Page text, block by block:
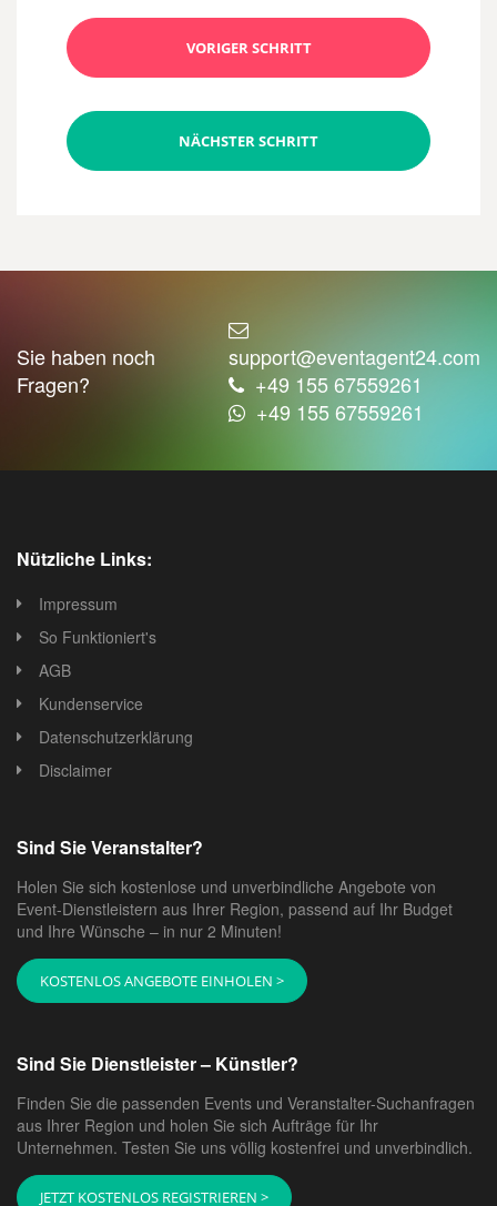
VORIGER SCHRITT
NÄCHSTER SCHRITT
Sie haben noch
Fragen?
support@eventagent24.com
+49 155 67559261
+49 155 67559261
Nützliche Links:
Impressum
So Funktioniert's
AGB
Kundenservice
Datenschutzerklärung
Disclaimer
Sind Sie Veranstalter?
Holen Sie sich kostenlose und unverbindliche Angebote von
Event-Dienstleistern aus Ihrer Region, passend auf Ihr Budget
und Ihre Wünsche – in nur 2 Minuten!
KOSTENLOS ANGEBOTE EINHOLEN >
Sind Sie Dienstleister – Künstler?
Finden Sie die passenden Events und Veranstalter-Suchanfragen
aus Ihrer Region und holen Sie sich Aufträge für Ihr
Unternehmen. Testen Sie uns völlig kostenfrei und unverbindlich.
JETZT KOSTENLOS REGISTRIEREN >